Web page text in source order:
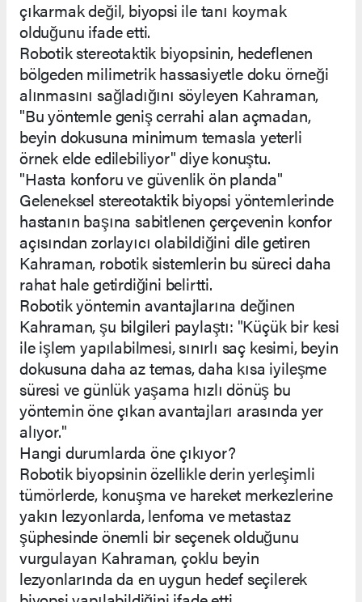
çıkarmak değil, biyopsi ile tanı koymak
olduğunu ifade etti.
Robotik stereotaktik biyopsinin, hedeflenen
bölgeden milimetrik hassasiyetle doku örneği
alınmasını sağladığını söyleyen Kahraman,
"Bu yöntemle geniş cerrahi alan açmadan,
beyin dokusuna minimum temasla yeterli
örnek elde edilebiliyor" diye konuştu.
"Hasta konforu ve güvenlik ön planda"
Geleneksel stereotaktik biyopsi yöntemlerinde
hastanın başına sabitlenen çerçevenin konfor
açısından zorlayıcı olabildiğini dile getiren
Kahraman, robotik sistemlerin bu süreci daha
rahat hale getirdiğini belirtti.
Robotik yöntemin avantajlarına değinen
Kahraman, şu bilgileri paylaştı: "Küçük bir kesi
ile işlem yapılabilmesi, sınırlı saç kesimi, beyin
dokusuna daha az temas, daha kısa iyileşme
süresi ve günlük yaşama hızlı dönüş bu
yöntemin öne çıkan avantajları arasında yer
alıyor."
Hangi durumlarda öne çıkıyor?
Robotik biyopsinin özellikle derin yerleşimli
tümörlerde, konuşma ve hareket merkezlerine
yakın lezyonlarda, lenfoma ve metastaz
şüphesinde önemli bir seçenek olduğunu
vurgulayan Kahraman, çoklu beyin
lezyonlarında da en uygun hedef seçilerek